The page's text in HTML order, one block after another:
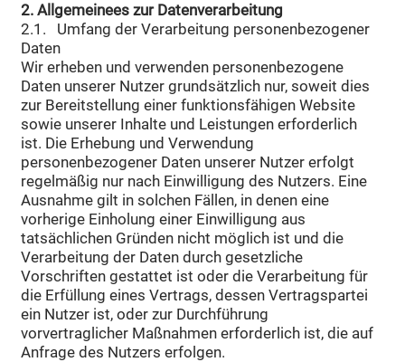
2. Allgemeinees zur Datenverarbeitung
2.1. Umfang der Verarbeitung personenbezogener
Daten
Wir erheben und verwenden personenbezogene
Daten unserer Nutzer grundsätzlich nur, soweit dies
zur Bereitstellung einer funktionsfähigen Website
sowie unserer Inhalte und Leistungen erforderlich
ist. Die Erhebung und Verwendung
personenbezogener Daten unserer Nutzer erfolgt
regelmäßig nur nach Einwilligung des Nutzers. Eine
Ausnahme gilt in solchen Fällen, in denen eine
vorherige Einholung einer Einwilligung aus
tatsächlichen Gründen nicht möglich ist und die
Verarbeitung der Daten durch gesetzliche
Vorschriften gestattet ist oder die Verarbeitung für
die Erfüllung eines Vertrags, dessen Vertragspartei
ein Nutzer ist, oder zur Durchführung
vorvertraglicher Maßnahmen erforderlich ist, die auf
Anfrage des Nutzers erfolgen.